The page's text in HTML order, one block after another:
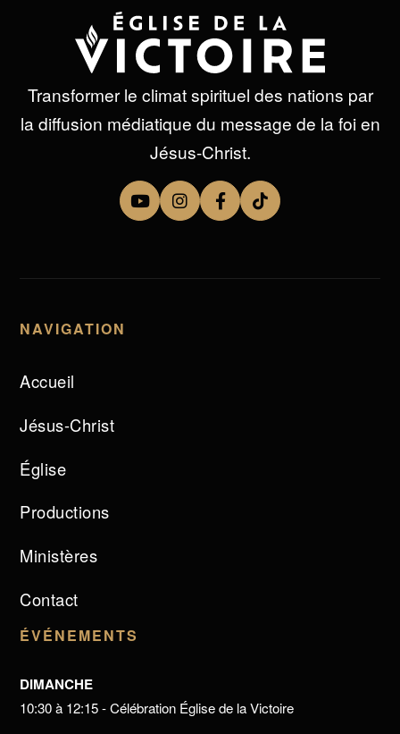
Transformer le climat spirituel des nations par
la diffusion médiatique du message de la foi en
Jésus-Christ.
NAVIGATION
Accueil
Jésus-Christ
Église
Productions
Ministères
Contact
ÉVÉNEMENTS
DIMANCHE
10:30 à 12:15 - Célébration Église de la Victoire